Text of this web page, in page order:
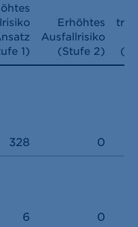
1)
Erhöhtes
Ausfallrisiko
(Stufe 2)
328 0
6 0